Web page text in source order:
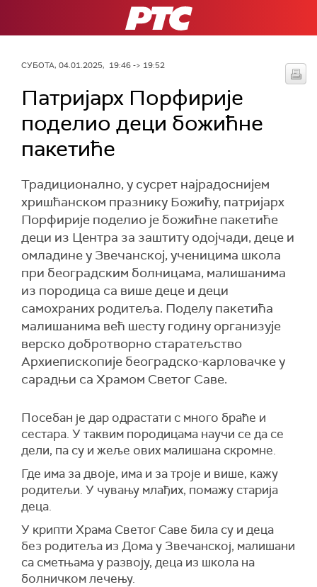
РТС
СУБОТА, 04.01.2025, 19:46 -> 19:52
Патријарх Порфирије
поделио деци божићне
пакетиће
Традиционално, у сусрет најрадоснијем
хришћанском празнику Божићу, патријарх
Порфирије поделио је божићне пакетиће
деци из Центра за заштиту одојчади, деце и
омладине у Звечанској, ученицима школа
при београдским болницама, малишанима
из породица са више деце и деци
самохраних родитеља. Поделу пакетића
малишанима већ шесту годину организује
верско добротворно старатељство
Архиепископије београдско-карловачке у
сарадњи са Храмом Светог Саве.
Посебан је дар одрастати с много браће и
сестара. У таквим породицама научи се да се
дели, па су и жеље ових малишана скромне.
Где има за двоје, има и за троје и више, кажу
родитељи. У чувању млађих, помажу старија
деца.
У крипти Храма Светог Саве била су и деца
без родитеља из Дома у Звечанској, малишани
са сметњама у развоју, деца из школа на
болничком лечењу.